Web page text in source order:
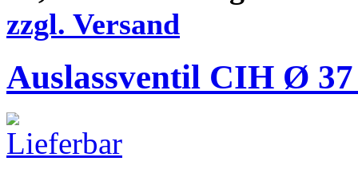
zzgl. Versand
Auslassventil CIH Ø